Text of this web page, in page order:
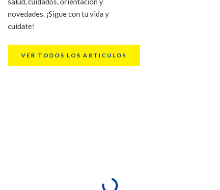
novedades. ¡Sigue con tu vida y
cuídate!
VER TODOS LOS ARTICULOS